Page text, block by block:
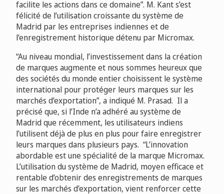
facilite les actions dans ce domaine”. M. Kant s’est
félicité de l’utilisation croissante du système de
Madrid par les entreprises indiennes et de
l’enregistrement historique détenu par Micromax.
“Au niveau mondial, l’investissement dans la création
de marques augmente et nous sommes heureux que
des sociétés du monde entier choisissent le système
international pour protéger leurs marques sur les
marchés d’exportation”, a indiqué M. Prasad. Il a
précisé que, si l’Inde n’a adhéré au système de
Madrid que récemment, les utilisateurs indiens
l’utilisent déjà de plus en plus pour faire enregistrer
leurs marques dans plusieurs pays. “L’innovation
abordable est une spécialité de la marque Micromax.
L’utilisation du système de Madrid, moyen efficace et
rentable d’obtenir des enregistrements de marques
sur les marchés d’exportation, vient renforcer cette